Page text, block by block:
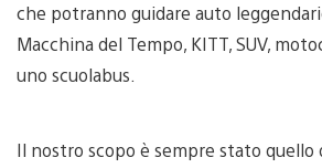
che potranno guidare auto
Macchina del Tempo, KITT, SUV,
uno scuolabus.
Il nostro scopo è sempre stato quello